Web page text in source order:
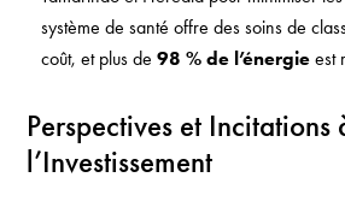
système de santé offre des soins de
coût, et plus de 98 % de l’énergie est
Perspectives et Incitations
l’Investissement